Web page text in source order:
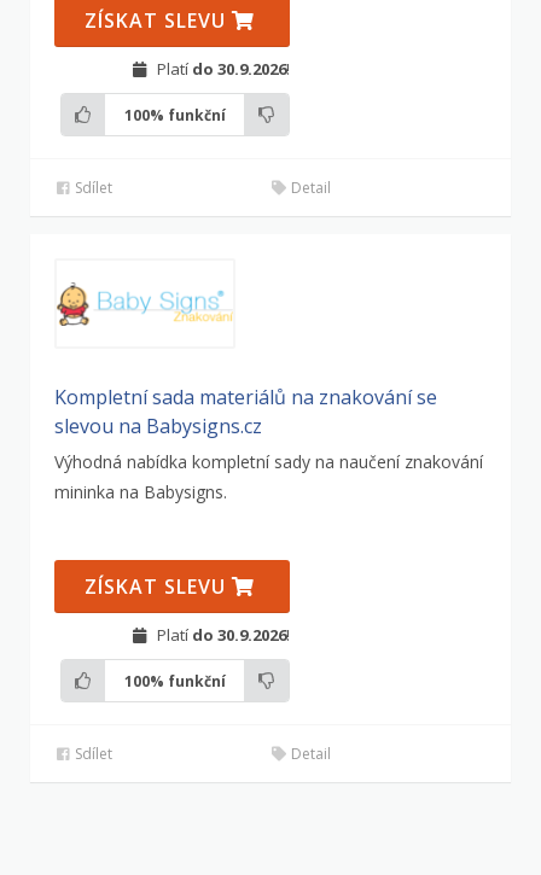
ZÍSKAT SLEVU
Platí do 30.9.2026!
100% funkční
Sdílet Detail
Kompletní sada materiálů na znakování se
slevou na Babysigns.cz
Výhodná nabídka kompletní sady na naučení znakování
mininka na Babysigns.
ZÍSKAT SLEVU
Platí do 30.9.2026!
100% funkční
Sdílet Detail